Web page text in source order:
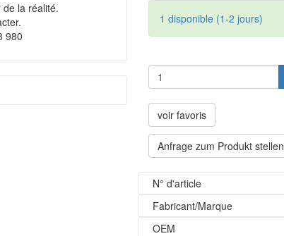
la réalité.
980
1 disponible (1-2 jours)
voir favoris
Anfrage zum Produkt stellen
N° d'article
Fabricant/Marque
OEM